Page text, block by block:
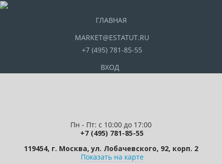
ГЛАВНАЯ
MARKET@ESTATUT.RU
+7 (495) 781-85-55
ВХОД
Пн - Пт: с 10:00 до 17:00
+7 (495) 781-85-55
119454, г. Москва, ул. Лобачевского, 92, корп. 2
Показать на карте